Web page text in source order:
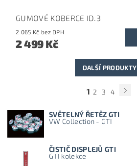
GUMOVÉ KOBERCE ID.3
2 065 Kč bez DPH
2 499 Kč
DALŠÍ PRODUKTY
1 2 3 4
SVĚTELNÝ ŘETĚZ GTI
VW Collection - GTI
ČISTIČ DISPLEJŮ GTI
GTI kolekce